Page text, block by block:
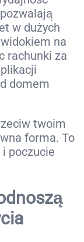
w dużych
na
rachunki za
domem
twoim
forma. To
poczucie